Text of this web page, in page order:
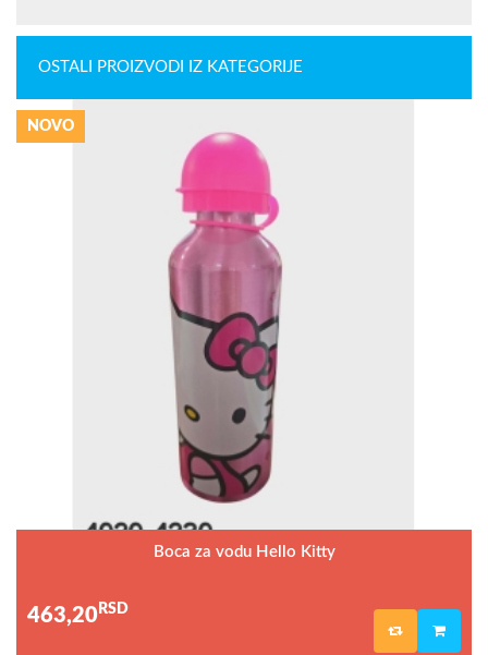
OSTALI PROIZVODI IZ KATEGORIJE
NOVO
Boca za vodu Hello Kitty
463,20 RSD